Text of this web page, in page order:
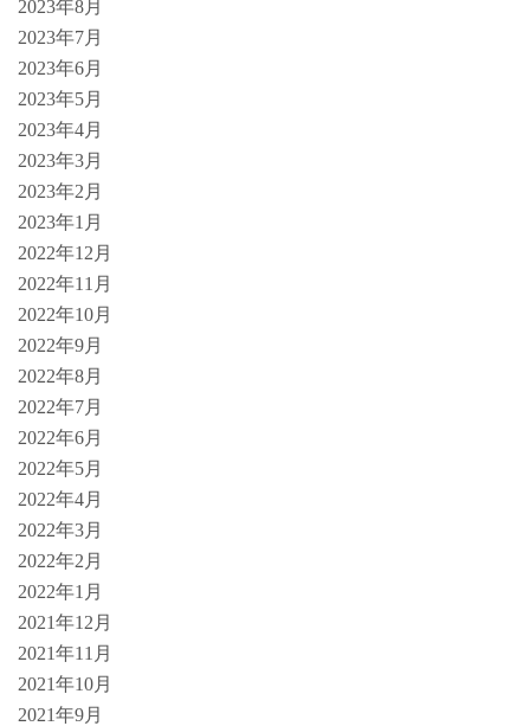
2023年8月
2023年7月
2023年6月
2023年5月
2023年4月
2023年3月
2023年2月
2023年1月
2022年12月
2022年11月
2022年10月
2022年9月
2022年8月
2022年7月
2022年6月
2022年5月
2022年4月
2022年3月
2022年2月
2022年1月
2021年12月
2021年11月
2021年10月
2021年9月